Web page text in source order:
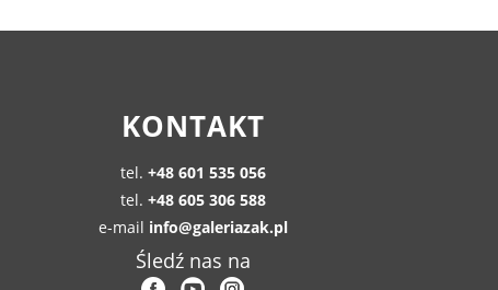
KONTAKT
tel. +48 601 535 056
tel. +48 605 306 588
e-mail info@galeriazak.pl
Śledź nas na